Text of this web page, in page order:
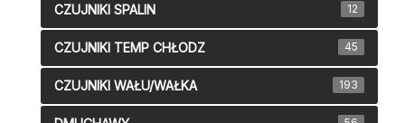
CZUJNIKI SPALIN 12
CZUJNIKI TEMP CHŁODZ 45
CZUJNIKI WAŁU/WAŁKA 193